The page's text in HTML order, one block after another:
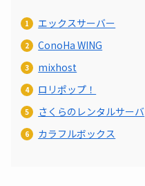
エックスサーバー
ConoHa WING
mixhost
ロリポップ！
さくらのレンタルサーバ
カラフルボックス